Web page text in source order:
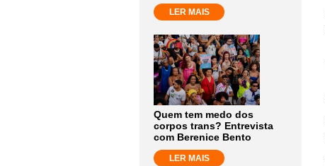
LER MAIS
Quem tem medo dos
corpos trans? Entrevista
com Berenice Bento
LER MAIS